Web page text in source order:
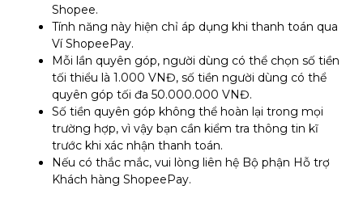
Shopee.
Tính năng này hiện chỉ áp dụng khi thanh toán qua
Ví ShopeePay.
Mỗi lần quyên góp, người dùng có thể chọn số tiền
tối thiểu là 1.000 VNĐ, số tiền người dùng có thể
quyên góp tối đa 50.000.000 VNĐ.
Số tiền quyên góp không thể hoàn lại trong mọi
trường hợp, vì vậy bạn cần kiểm tra thông tin kĩ
trước khi xác nhận thanh toán.
Nếu có thắc mắc, vui lòng liên hệ Bộ phận Hỗ trợ
Khách hàng ShopeePay.